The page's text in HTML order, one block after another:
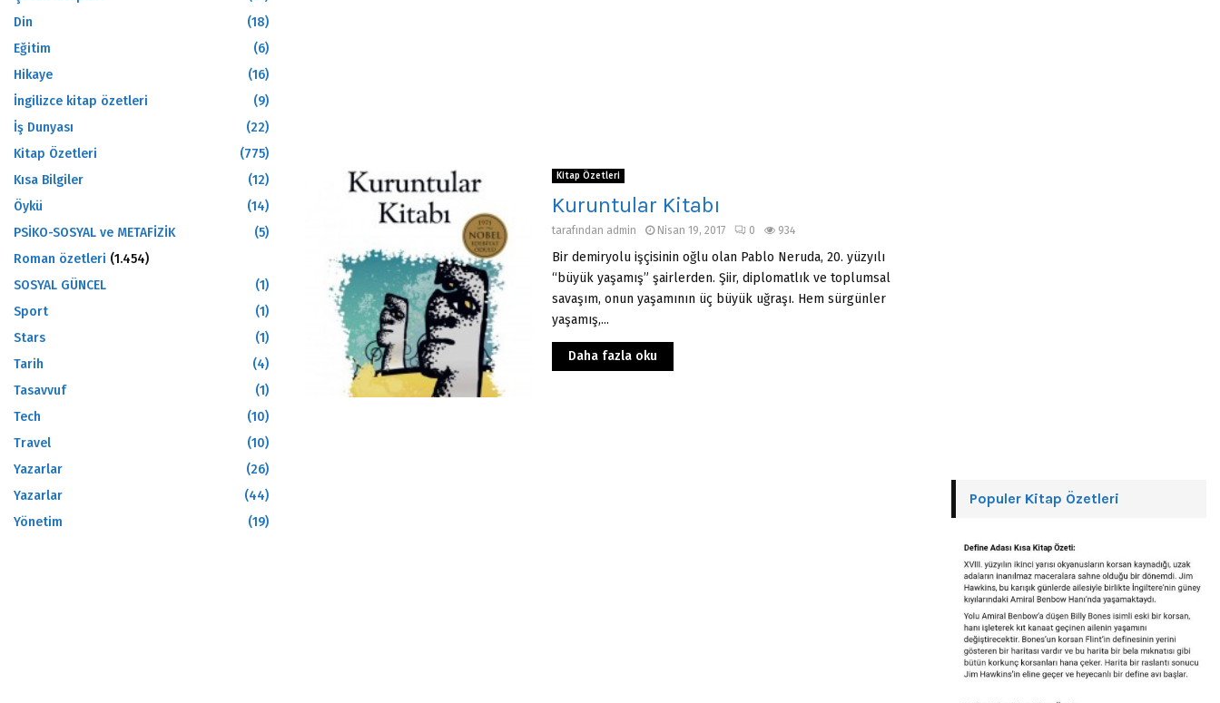
Kitap Özetleri
Kuruntular Kitabı
tarafından admin Nisan 19, 2017 0 934
Bir demiryolu işçisinin oğlu olan Pablo Neruda, 20. yüzyılı
“büyük yaşamış” şairlerden. Şiir, diplomatlık ve toplumsal
savaşım, onun yaşamının üç büyük uğraşı. Hem sürgünler
yaşamış,...
Daha fazla oku
Din
(18)
Eğitim
(6)
Hikaye
(16)
İngilizce kitap özetleri
(9)
İş Dunyası
(22)
Kitap Özetleri
(775)
Kısa Bilgiler
(12)
Öykü
(14)
PSİKO-SOSYAL ve METAFİZİK
(5)
Roman özetleri (1.454)
SOSYAL GÜNCEL
(1)
Sport
(1)
Stars
(1)
Tarih
(4)
Tasavvuf
(1)
Tech
(10)
Travel
(10)
Yazarlar
(26)
Yazarlar
(44)
Yönetim
(19)
Populer Kitap Özetleri